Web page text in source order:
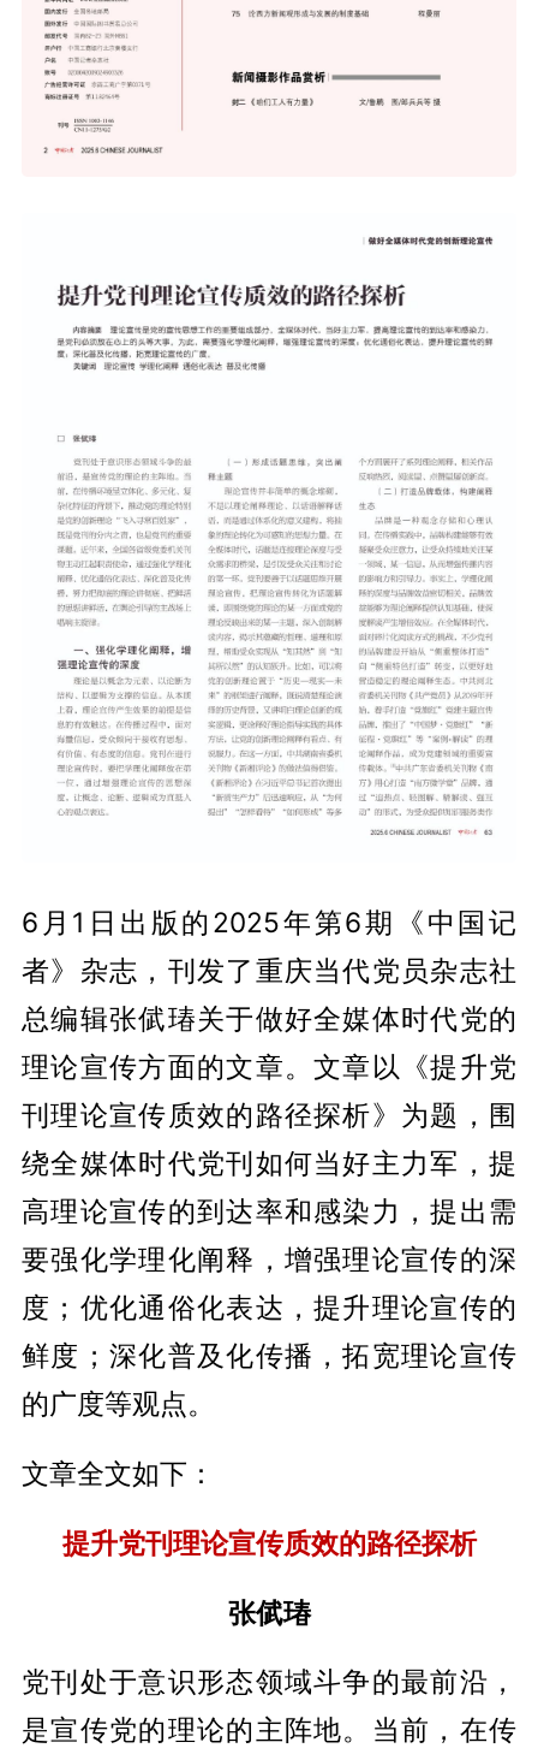
6月1日出版的2025年第6期《中国记
者》杂志，刊发了重庆当代党员杂志社
总编辑张倵瑃关于做好全媒体时代党的
理论宣传方面的文章。文章以《提升党
刊理论宣传质效的路径探析》为题，围
绕全媒体时代党刊如何当好主力军，提
高理论宣传的到达率和感染力，提出需
要强化学理化阐释，增强理论宣传的深
度；优化通俗化表达，提升理论宣传的
鲜度；深化普及化传播，拓宽理论宣传
的广度等观点。
文章全文如下：
提升党刊理论宣传质效的路径探析
张倵瑃
党刊处于意识形态领域斗争的最前沿，
是宣传党的理论的主阵地。当前，在传